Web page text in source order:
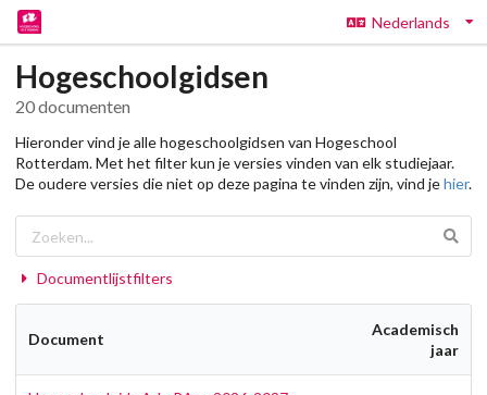
Nederlands
Hogeschoolgidsen
20documenten
Hieronder vind je alle hogeschoolgidsen van Hogeschool
Rotterdam. Met het filter kun je versies vinden van elk studiejaar.
De oudere versies die niet op deze pagina te vinden zijn, vind jehier.
Documentlijstfilters
Document
Academisch
jaar